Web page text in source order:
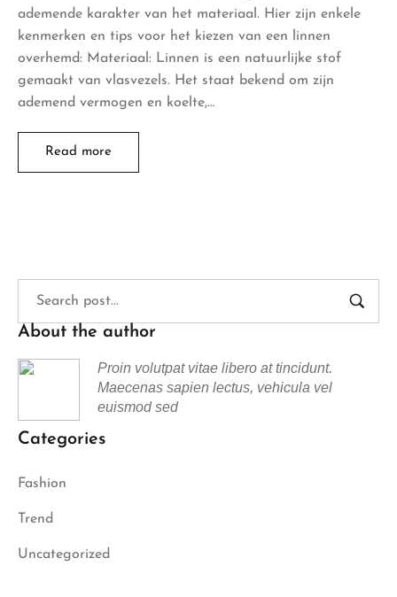
ademende karakter van het materiaal. Hier zijn enkele
kenmerken en tips voor het kiezen van een linnen
overhemd: Materiaal: Linnen is een natuurlijke stof
gemaakt van vlasvezels. Het staat bekend om zijn
ademend vermogen en koelte,…
Read more
About the author
Proin volutpat vitae libero at tincidunt.
Maecenas sapien lectus, vehicula vel
euismod sed
Categories
Fashion
Trend
Uncategorized